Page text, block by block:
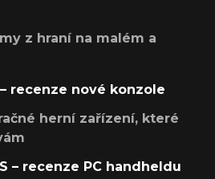
z hraní na malém a
recenze nové konzole
herní zařízení, které
– recenze PC handheldu